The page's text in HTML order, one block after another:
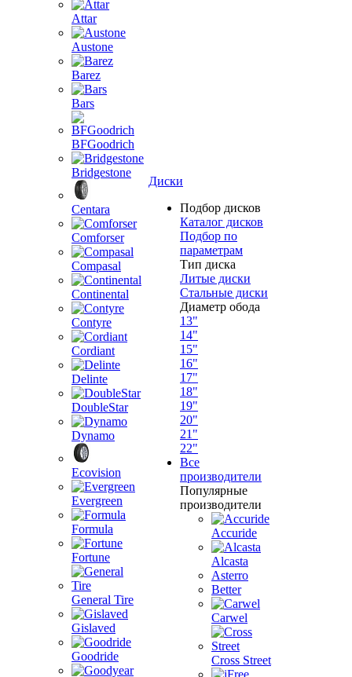
Attar
Austone
Barez
Bars
BFGoodrich
Bridgestone
Centara
Comforser
Compasal
Continental
Contyre
Cordiant
Delinte
DoubleStar
Dynamo
Ecovision
Evergreen
Formula
Fortune
General Tire
Gislaved
Goodride
Диски
Подбор дисков
Каталог дисков
Подбор по
параметрам
Тип диска
Литые диски
Стальные диски
Диаметр обода
13"
14"
15"
16"
17"
18"
19"
20"
21"
22"
Все
производители
Популярные
производители
Accuride
Alcasta
Asterro
Better
Carwel
Cross Street